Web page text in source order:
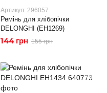
Артикул: 296057
Ремінь для хлібопічки
DELONGHI (EH1269)
144 грн 155 грн